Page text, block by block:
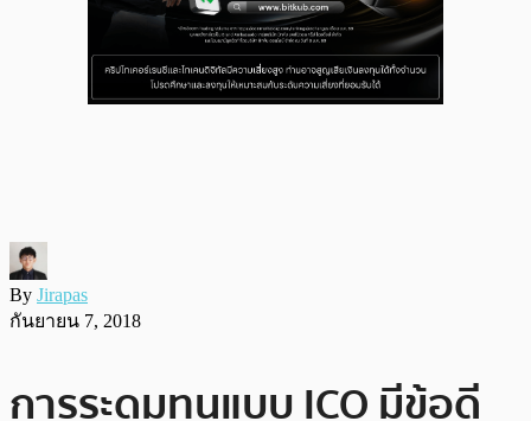
By Jirapas
กันยายน 7, 2018
การระดมทุนแบบ ICO มีข้อดี